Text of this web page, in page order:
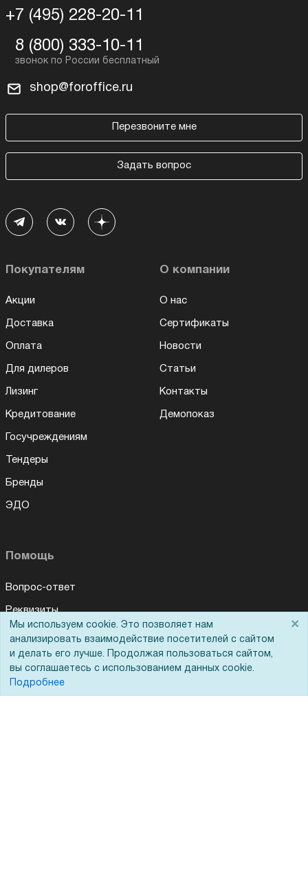
+7 (495) 228-20-11
8 (800) 333-10-11
shop@foroffice.ru
Перезвоните мне
Задать вопрос
Покупателям
Акции
Доставка
Оплата
Для дилеров
Лизинг
Кредитование
Госучреждениям
Тендеры
Бренды
ЭДО
О компании
О нас
Сертификаты
Новости
Статьи
Контакты
Демопоказ
Помощь
Вопрос-ответ
Реквизиты
Гарантии и возврат
Сервисный центр
Вакансии
Мы используем cookie. Это позволяет нам
анализировать взаимодействие посетителей с сайтом
и делать его лучше. Продолжая пользоваться сайтом,
вы соглашаетесь с использованием данных cookie.
Подробнее
×